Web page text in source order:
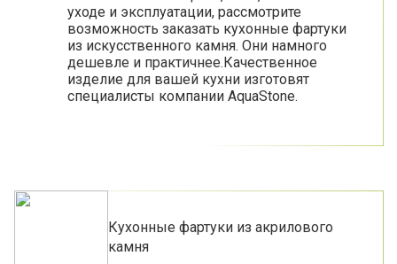
уходе и эксплуатации, рассмотрите
возможность заказать кухонные фартуки
из искусственного камня. Они намного
дешевле и практичнее.Качественное
изделие для вашей кухни изготовят
специалисты компании AquaStone.
Кухонные фартуки из акрилового
камня